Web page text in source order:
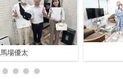
馬場優太